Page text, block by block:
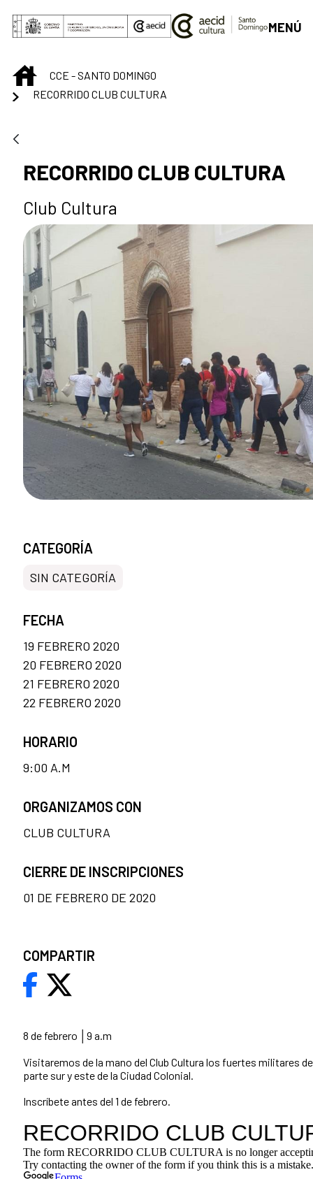
Saltar al contenido principal
MENÚ
INICIOCCE - SANTO DOMINGO
RECORRIDO CLUB CULTURA
RECORRIDO CLUB CULTURA
Club Cultura
8 de febrero │9 a.m
Visitaremos de la mano del Club Cultura los fuertes militares
parte sur y este de la Ciudad Colonial.
Inscríbete antes del 1 de febrero.
CATEGORÍA
SIN CATEGORÍA
FECHA
19 FEBRERO 2020
20 FEBRERO 2020
21 FEBRERO 2020
22 FEBRERO 2020
HORARIO
9:00 A.M
ORGANIZAMOS CON
CLUB CULTURA
CIERRE DE INSCRIPCIONES
01 DE FEBRERO DE 2020
COMPARTIR